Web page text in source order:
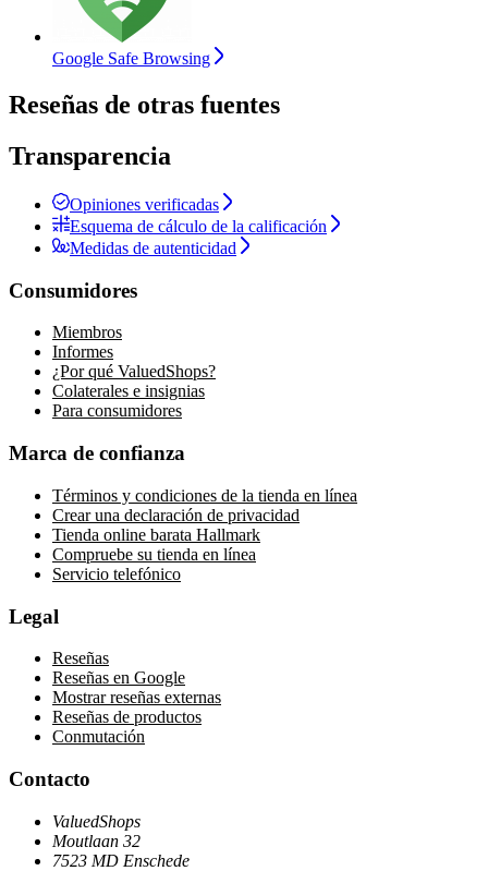
Google Safe Browsing
Reseñas de otras fuentes
Transparencia
Opiniones verificadas
Esquema de cálculo de la calificación
Medidas de autenticidad
Consumidores
Miembros
Informes
¿Por qué ValuedShops?
Colaterales e insignias
Para consumidores
Marca de confianza
Términos y condiciones de la tienda en línea
Crear una declaración de privacidad
Tienda online barata Hallmark
Compruebe su tienda en línea
Servicio telefónico
Legal
Reseñas
Reseñas en Google
Mostrar reseñas externas
Reseñas de productos
Conmutación
Contacto
ValuedShops
Moutlaan 32
7523 MD Enschede